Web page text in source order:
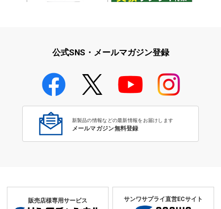
学校教育のICT環境整備特集
公式SNS・メールマガジン登録
新製品の情報などの最新情報をお届けします
メールマガジン無料登録
販売店様専用サービス サンワサプライ直営ECサイト